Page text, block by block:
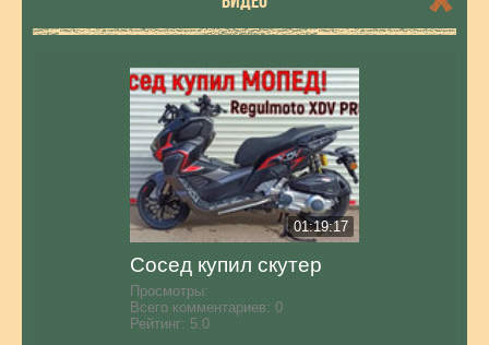
01:19:17
Сосед купил скутер
Просмотры:
Всего комментариев: 0
Рейтинг: 5.0